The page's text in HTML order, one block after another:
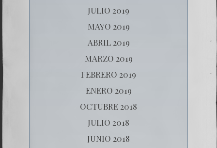
JULIO 2019
MAYO 2019
ABRIL 2019
MARZO 2019
FEBRERO 2019
ENERO 2019
OCTUBRE 2018
JULIO 2018
JUNIO 2018